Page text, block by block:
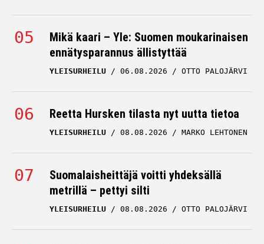
Mikä kaari – Yle: Suomen moukarinaisen
ennätysparannus ällistyttää
YLEISURHEILU 06.08.2026 OTTO PALOJÄRVI
Reetta Hursken tilasta nyt uutta tietoa
YLEISURHEILU 08.08.2026 MARKO LEHTONEN
Suomalaisheittäjä voitti yhdeksällä
metrillä – pettyi silti
YLEISURHEILU 08.08.2026 OTTO PALOJÄRVI